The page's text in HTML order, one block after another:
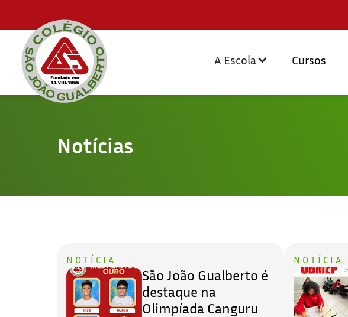
A Escola Cursos
Notícias
NOTÍCIA
São João Gualberto é
destaque na
Olimpíada Canguru
NOTÍCIA